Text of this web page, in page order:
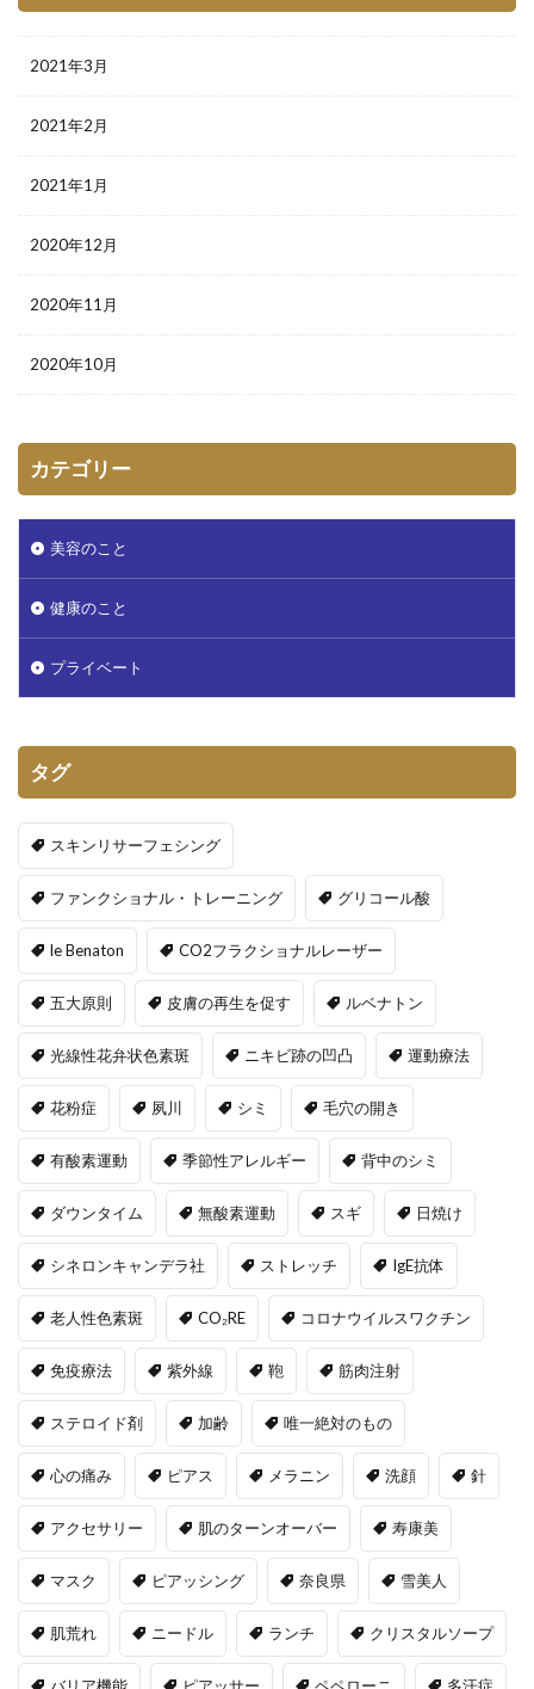
2021年3月
2021年2月
2021年1月
2020年12月
2020年11月
2020年10月
カテゴリー
美容のこと
健康のこと
プライベート
タグ
スキンリサーフェシング
ファンクショナル・トレーニング グリコール酸
le Benaton CO2フラクショナルレーザー
五大原則 皮膚の再生を促す ルベナトン
光線性花弁状色素斑 ニキビ跡の凹凸 運動療法
花粉症 夙川 シミ 毛穴の開き
有酸素運動 季節性アレルギー 背中のシミ
ダウンタイム 無酸素運動 スギ 日焼け
シネロンキャンデラ社 ストレッチ IgE抗体
老人性色素斑 CO₂RE コロナウイルスワクチン
免疫療法 紫外線 鞄 筋肉注射
ステロイド剤 加齢 唯一絶対のもの
心の痛み ピアス メラニン 洗顔 針
アクセサリー 肌のターンオーバー 寿康美
マスク ピアッシング 奈良県 雪美人
肌荒れ ニードル ランチ クリスタルソープ